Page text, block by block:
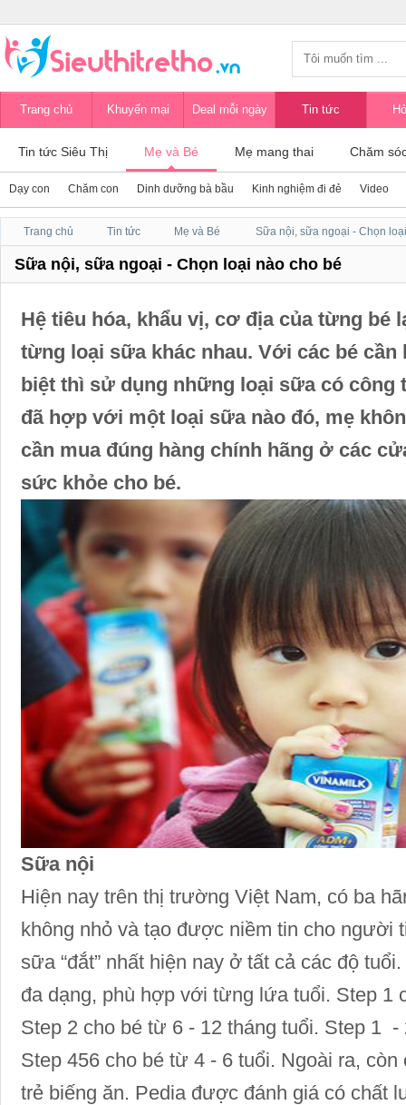
Trang chủ Khuyến mại Deal mỗi ngày Tin tức
Tin tức Siêu Thị Mẹ và Bé Mẹ mang thai Chăm
Dạy con Chăm con Dinh dưỡng bà bầu Kinh nghiệm đi đẻ Video
Trang chủ Tin tức Mẹ và Bé Sữa nội, sữa ngoại - Chọn
Sữa nội, sữa ngoại - Chọn loại nào cho bé
Hệ tiêu hóa, khẩu vị, cơ địa của từng bé
từng loại sữa khác nhau. Với các bé
biệt thì sử dụng những loại sữa có công
đã hợp với một loại sữa nào đó, mẹ
cần mua đúng hàng chính hãng ở các
sức khỏe cho bé.
Sữa nội
Hiện nay trên thị trường Việt Nam, có ba
không nhỏ và tạo được niềm tin cho người
sữa “đắt” nhất hiện nay ở tất cả các độ
đa dạng, phù hợp với từng lứa tuổi. Step 1
Step 2 cho bé từ 6 - 12 tháng tuổi. Step 1
Step 456 cho bé từ 4 - 6 tuổi. Ngoài ra,
trẻ biếng ăn. Pedia được đánh giá có chất